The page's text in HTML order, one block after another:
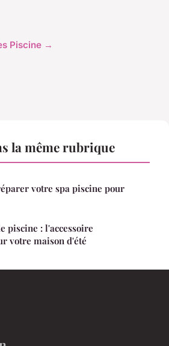
Piscine →
la même rubrique
votre spa piscine pour
piscine : l'accessoire
votre maison d'été